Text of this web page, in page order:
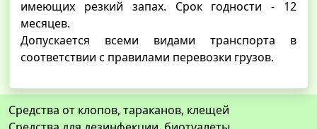
имеющих резкий запах. Срок годности - 12
месяцев.
Допускается всеми видами транспорта в
соответствии с правилами перевозки грузов.
Средства от клопов, тараканов, клещей